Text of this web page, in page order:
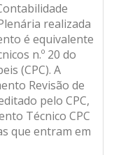
realizada
é equivalente
n.º 20 do
(CPC). A
Revisão de
pelo CPC,
Técnico CPC
que entram em